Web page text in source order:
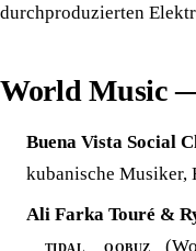
durchproduzierten
World Music
Buena Vista Social
kubanische
Ali Farka Touré &
TIDAL QOBUZ